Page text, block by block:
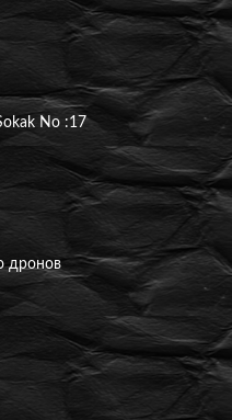
No :17
дронов